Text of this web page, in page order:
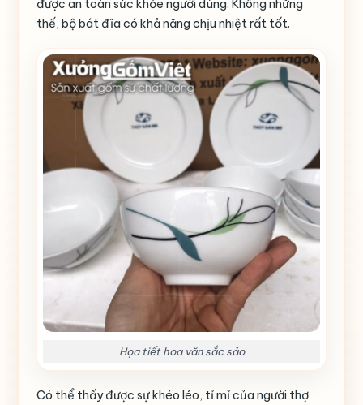
được an toàn sức khỏe người dùng. Không những
thế, bộ bát đĩa có khả năng chịu nhiệt rất tốt.
Họa tiết hoa văn sắc sảo
Có thể thấy được sự khéo léo, tỉ mỉ của người thợ